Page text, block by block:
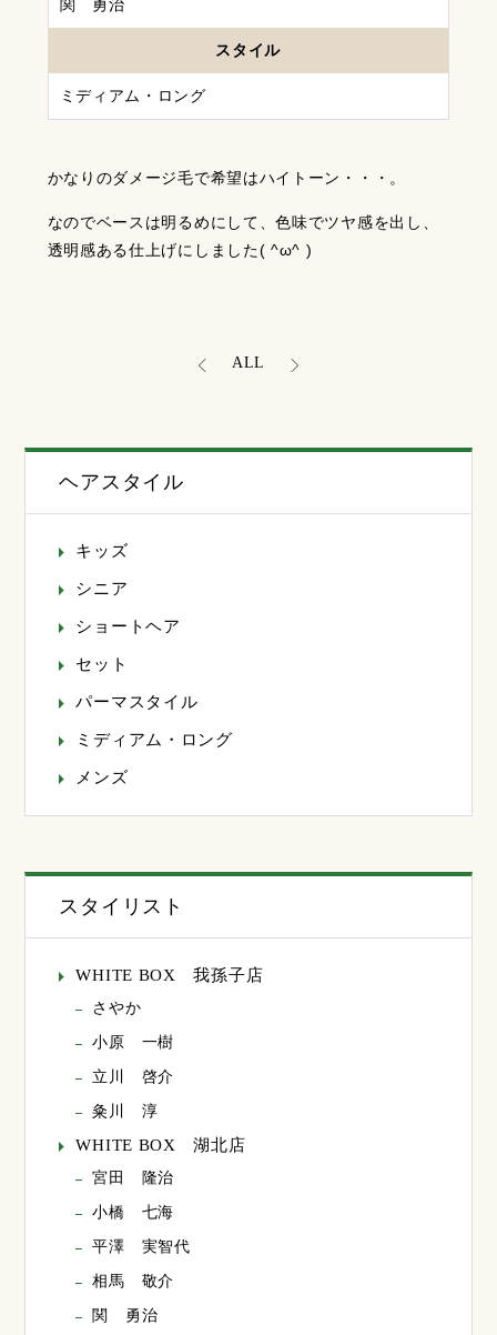
関 勇治
スタイル
ミディアム・ロング
かなりのダメージ毛で希望はハイトーン・・・。
なのでベースは明るめにして、色味でツヤ感を出し、
透明感ある仕上げにしました( ^ω^ )
ALL
ヘアスタイル
キッズ
シニア
ショートヘア
セット
パーマスタイル
ミディアム・ロング
メンズ
スタイリスト
WHITE BOX 我孫子店
さやか
小原 一樹
立川 啓介
粂川 淳
WHITE BOX 湖北店
宮田 隆治
小橋 七海
平澤 実智代
相馬 敬介
関 勇治